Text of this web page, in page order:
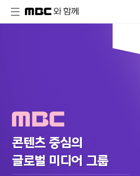
콘텐츠 중심의
글로벌 미디어 그룹